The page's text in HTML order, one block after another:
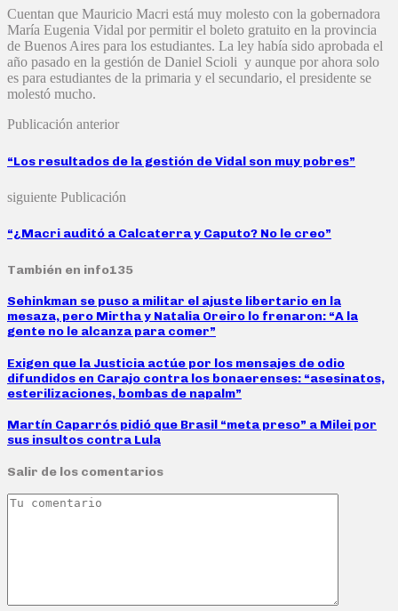
Cuentan que Mauricio Macri está muy molesto con la gobernadora
María Eugenia Vidal por permitir el boleto gratuito en la provincia
de Buenos Aires para los estudiantes. La ley había sido aprobada el
año pasado en la gestión de Daniel Scioli y aunque por ahora solo
es para estudiantes de la primaria y el secundario, el presidente se
molestó mucho.
Publicación anterior
“Los resultados de la gestión de Vidal son muy pobres”
siguiente Publicación
“¿Macri auditó a Calcaterra y Caputo? No le creo”
También en info135
Sehinkman se puso a militar el ajuste libertario en la
mesaza, pero Mirtha y Natalia Oreiro lo frenaron: “A la
gente no le alcanza para comer”
Exigen que la Justicia actúe por los mensajes de odio
difundidos en Carajo contra los bonaerenses: “asesinatos,
esterilizaciones, bombas de napalm”
Martín Caparrós pidió que Brasil “meta preso” a Milei por
sus insultos contra Lula
Salir de los comentarios